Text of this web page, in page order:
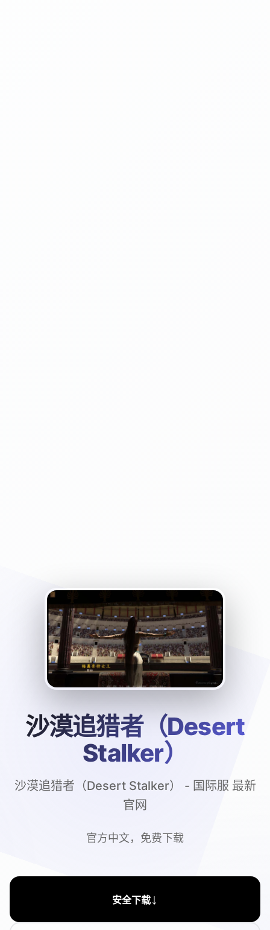
沙漠追猎者（Desert
Stalker）
沙漠追猎者（Desert Stalker） - 国际服 最新
官网
官方中文，免费下载
安全下载↓